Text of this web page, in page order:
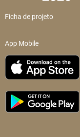
Ficha de projeto
App Mobile